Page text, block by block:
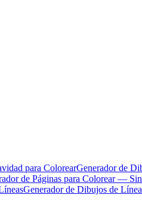
para ColorearGenerador de
de Páginas para Colorear —
Generador de Dibujos de